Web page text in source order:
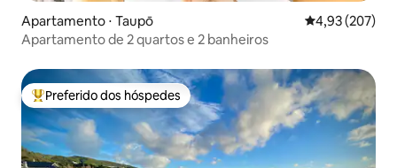
Apartamento ⋅ Taupō 4,93 de uma
4,93 (207)
Apartamento de 2 quartos e 2 banheiros
Entre os melhores preferidos dos hóspedes
Preferido dos hóspedes